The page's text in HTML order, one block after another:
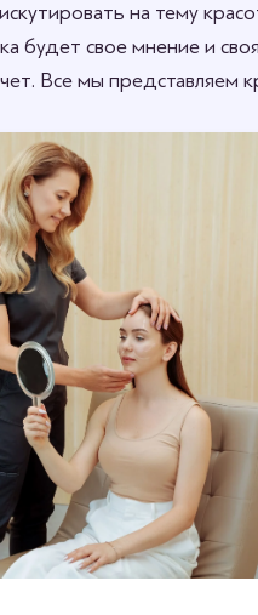
на тему
будет свое мнение и
Все мы представляем